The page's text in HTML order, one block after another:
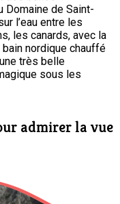
Domaine de Saint-
l’eau entre les
les canards, avec la
nordique chauffé
très belle
sous les
admirer la vue